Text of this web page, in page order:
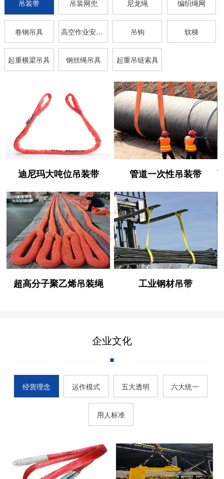
吊装带 吊装网兜 尼龙绳 编织绳网
卷钢吊具 高空作业安全带 吊钩 软梯
起重横梁吊具 钢丝绳吊具 起重吊链索具
迪尼玛大吨位吊装带 管道一次性吊装带
超高分子聚乙烯吊装绳 工业钢材吊带
企业文化
经营理念 运作模式 五大透明 六大统一
用人标准